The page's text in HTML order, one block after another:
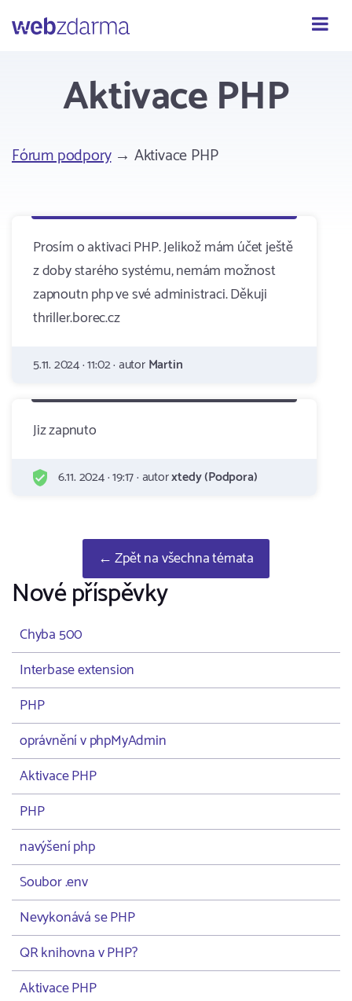
Webzdarma
Aktivace PHP
Fórum podpory→ Aktivace PHP
Prosím o aktivaci PHP. Jelikož mám účet ještě
z doby starého systému, nemám možnost
zapnoutn php ve své administraci. Děkuji
thriller.borec.cz
5.11. 2024 · 11:02 · autorMartin
Jiz zapnuto
6.11. 2024 · 19:17 · autorxtedy (Podpora)
← Zpět na všechna témata
Nové příspěvky
Chyba 500
Interbase extension
PHP
oprávnění v phpMyAdmin
Aktivace PHP
PHP
navýšení php
Soubor .env
Nevykonává se PHP
QR knihovna v PHP?
Aktivace PHP